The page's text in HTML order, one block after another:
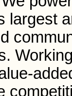
largest